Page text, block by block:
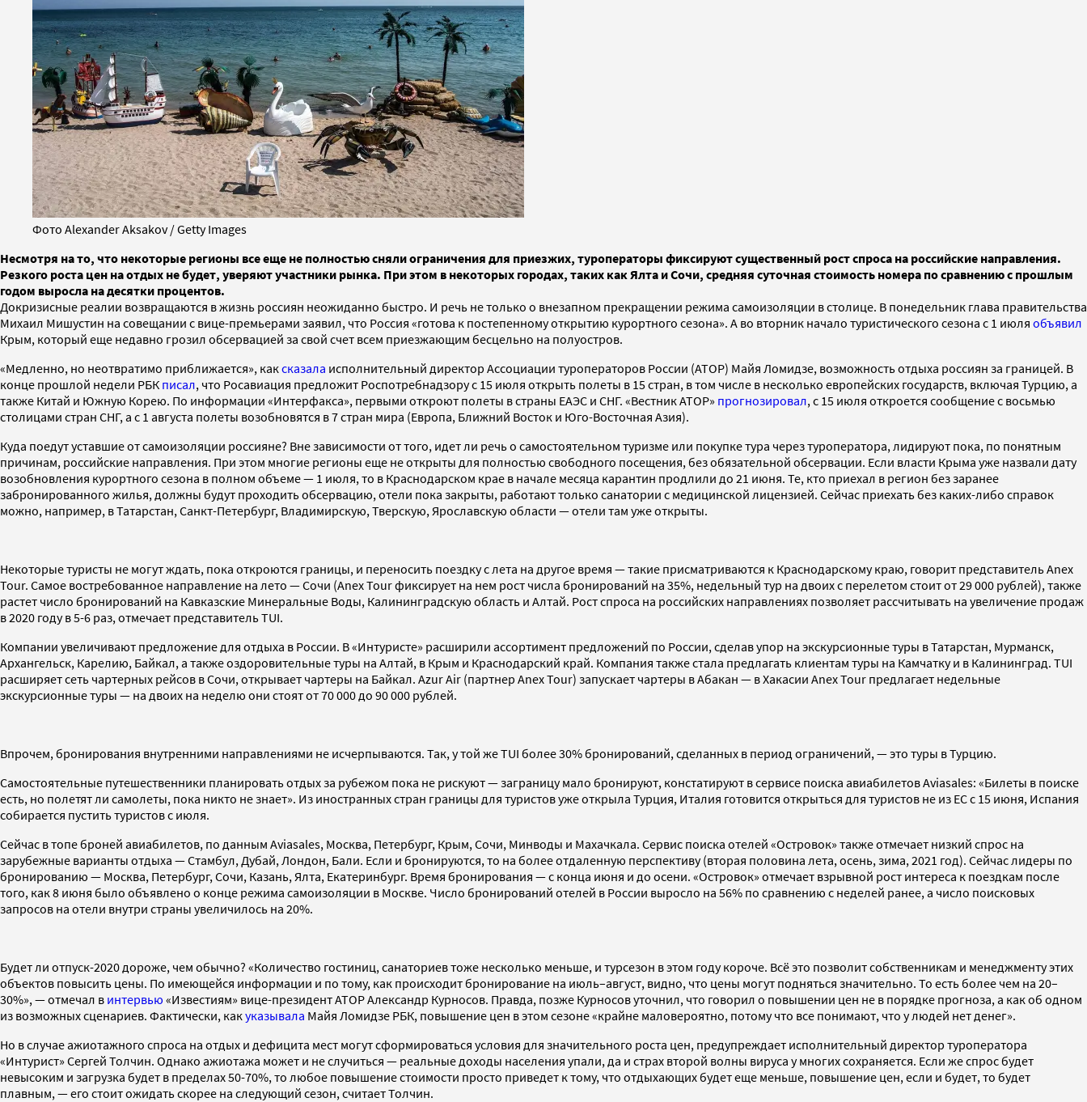
Фото Alexander Aksakov / Getty Images
Несмотря на то, что некоторые регионы все еще не полностью сняли ограничения для приезжих, туроператоры фиксируют существенный рост спроса на российские направления.
Резкого роста цен на отдых не будет, уверяют участники рынка. При этом в некоторых городах, таких как Ялта и Сочи, средняя суточная стоимость номера по сравнению с прошлым
годом выросла на десятки процентов.
Докризисные реалии возвращаются в жизнь россиян неожиданно быстро. И речь не только о внезапном прекращении режима самоизоляции в столице. В понедельник глава правительства
Михаил Мишустин на совещании с вице-премьерами заявил, что Россия «готова к постепенному открытию курортного сезона». А во вторник начало туристического сезона с 1 июля объявил
Крым, который еще недавно грозил обсервацией за свой счет всем приезжающим бесцельно на полуостров.
«Медленно, но неотвратимо приближается», каксказала исполнительный директор Ассоциации туроператоров России (АТОР) Майя Ломидзе, возможность отдыха россиян за границей. В
конце прошлой недели РБК писал, что Росавиация предложит Роспотребнадзору с 15 июля открыть полеты в 15 стран, в том числе в несколько европейских государств, включая Турцию, а
также Китай и Южную Корею. По информации «Интерфакса», первыми откроют полеты в страны ЕАЭС и СНГ. «Вестник АТОР» прогнозировал, с 15 июля откроется сообщение с восьмью
столицами стран СНГ, а с 1 августа полеты возобновятся в 7 стран мира (Европа, Ближний Восток и Юго-Восточная Азия).
Куда поедут уставшие от самоизоляции россияне? Вне зависимости от того, идет ли речь о самостоятельном туризме или покупке тура через туроператора, лидируют пока, по понятным
причинам, российские направления. При этом многие регионы еще не открыты для полностью свободного посещения, без обязательной обсервации. Если власти Крыма уже назвали дату
возобновления курортного сезона в полном объеме — 1 июля, то в Краснодарском крае в начале месяца карантин продлили до 21 июня. Те, кто приехал в регион без заранее
забронированного жилья, должны будут проходить обсервацию, отели пока закрыты, работают только санатории с медицинской лицензией. Сейчас приехать без каких-либо справок
можно, например, в Татарстан, Санкт-Петербург, Владимирскую, Тверскую, Ярославскую области — отели там уже открыты.
Некоторые туристы не могут ждать, пока откроются границы, и переносить поездку с лета на другое время — такие присматриваются к Краснодарскому краю, говорит представитель Anex
Tour. Самое востребованное направление на лето — Сочи (Anex Tour фиксирует на нем рост числа бронирований на 35%, недельный тур на двоих с перелетом стоит от 29 000 рублей), также
растет число бронирований на Кавказские Минеральные Воды, Калининградскую область и Алтай. Рост спроса на российских направлениях позволяет рассчитывать на увеличение продаж
в 2020 году в 5-6 раз, отмечает представитель TUI.
Компании увеличивают предложение для отдыха в России. В «Интуристе» расширили ассортимент предложений по России, сделав упор на экскурсионные туры в Татарстан, Мурманск,
Архангельск, Карелию, Байкал, а также оздоровительные туры на Алтай, в Крым и Краснодарский край. Компания также стала предлагать клиентам туры на Камчатку и в Калининград. TUI
расширяет сеть чартерных рейсов в Сочи, открывает чартеры на Байкал. Azur Air (партнер Anex Tour) запускает чартеры в Абакан — в Хакасии Anex Tour предлагает недельные
экскурсионные туры — на двоих на неделю они стоят от 70 000 до 90 000 рублей.
Впрочем, бронирования внутренними направлениями не исчерпываются. Так, у той же TUI более 30% бронирований, сделанных в период ограничений, — это туры в Турцию.
Самостоятельные путешественники планировать отдых за рубежом пока не рискуют — заграницу мало бронируют, констатируют в сервисе поиска авиабилетов Aviasales: «Билеты в поиске
есть, но полетят ли самолеты, пока никто не знает». Из иностранных стран границы для туристов уже открыла Турция, Италия готовится открыться для туристов не из ЕС с 15 июня, Испания
собирается пустить туристов с июля.
Сейчас в топе броней авиабилетов, по данным Aviasales, Москва, Петербург, Крым, Сочи, Минводы и Махачкала. Сервис поиска отелей «Островок» также отмечает низкий спрос на
зарубежные варианты отдыха — Стамбул, Дубай, Лондон, Бали. Если и бронируются, то на более отдаленную перспективу (вторая половина лета, осень, зима, 2021 год). Сейчас лидеры по
бронированию — Москва, Петербург, Сочи, Казань, Ялта, Екатеринбург. Время бронирования — с конца июня и до осени. «Островок» отмечает взрывной рост интереса к поездкам после
того, как 8 июня было объявлено о конце режима самоизоляции в Москве. Число бронирований отелей в России выросло на 56% по сравнению с неделей ранее, а число поисковых
запросов на отели внутри страны увеличилось на 20%.
Будет ли отпуск-2020 дороже, чем обычно? «Количество гостиниц, санаториев тоже несколько меньше, и турсезон в этом году короче. Всё это позволит собственникам и менеджменту этих
объектов повысить цены. По имеющейся информации и по тому, как происходит бронирование на июль–август, видно, что цены могут подняться значительно. То есть более чем на 20–
30%», — отмечал в интервью «Известиям» вице-президент АТОР Александр Курносов. Правда, позже Курносов уточнил, что говорил о повышении цен не в порядке прогноза, а как об одном
из возможных сценариев. Фактически, какуказывала Майя Ломидзе РБК, повышение цен в этом сезоне «крайне маловероятно, потому что все понимают, что у людей нет денег».
Но в случае ажиотажного спроса на отдых и дефицита мест могут сформироваться условия для значительного роста цен, предупреждает исполнительный директор туроператора
«Интурист» Сергей Толчин. Однако ажиотажа может и не случиться — реальные доходы населения упали, да и страх второй волны вируса у многих сохраняется. Если же спрос будет
невысоким и загрузка будет в пределах 50-70%, то любое повышение стоимости просто приведет к тому, что отдыхающих будет еще меньше, повышение цен, если и будет, то будет
плавным, — его стоит ожидать скорее на следующий сезон, считает Толчин.